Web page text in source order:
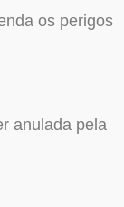
os perigos
anulada pela